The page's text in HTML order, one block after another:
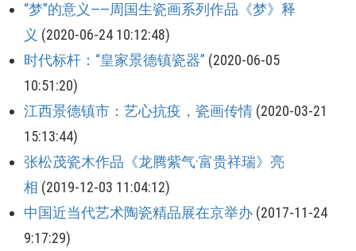
“梦”的意义——周国生瓷画系列作品《梦》释
义 (2020-06-24 10:12:48)
时代标杆：“皇家景德镇瓷器” (2020-06-05
10:51:20)
江西景德镇市：艺心抗疫，瓷画传情 (2020-03-21
15:13:44)
张松茂瓷木作品《龙腾紫气·富贵祥瑞》亮
相 (2019-12-03 11:04:12)
中国近当代艺术陶瓷精品展在京举办 (2017-11-24
9:17:29)